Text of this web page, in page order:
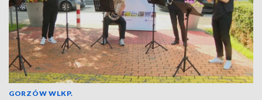
GORZÓW WLKP.